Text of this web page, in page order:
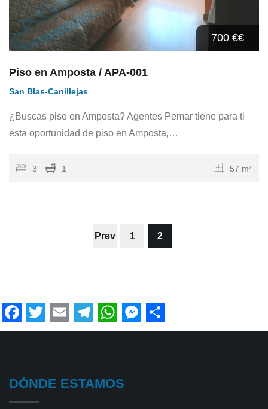
700 €€
Piso en Amposta / APA-001
San Blas-Canillejas
¿Buscas piso en Amposta? Agentes Pemar tiene para ti
esta oportunidad de piso en Amposta,…
3 1 57 m²
Prev 1 2
Facebook
Twitter
EmailTelegram
WhatsApp
Messenger
Share
DÓNDE ESTAMOS